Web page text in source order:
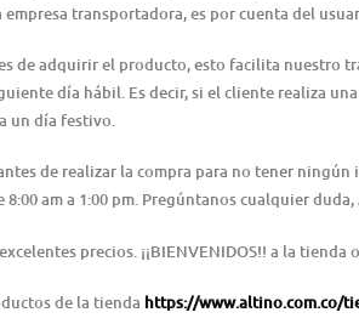
transportadora, es por cuenta del
de adquirir el producto, esto facilita
día hábil. Es decir, si el cliente realiza
un día festivo.
de realizar la compra para no tener ningún
8:00 am a 1:00 pm. Pregúntanos cualquier
precios. ¡¡BIENVENIDOS!! a la tienda
de la tienda https://www.altino.com.co/